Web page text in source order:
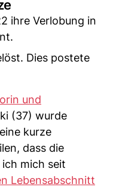
ihre Verlobung in
Dies postete
und
(37) wurde
kurze
dass die
mich seit
Lebensabschnitt